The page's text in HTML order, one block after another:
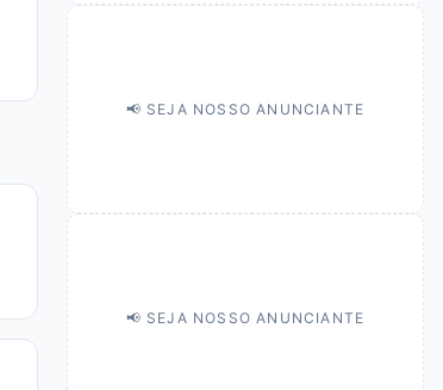
📢 SEJA NOSSO ANUNCIANTE
📢 SEJA NOSSO ANUNCIANTE